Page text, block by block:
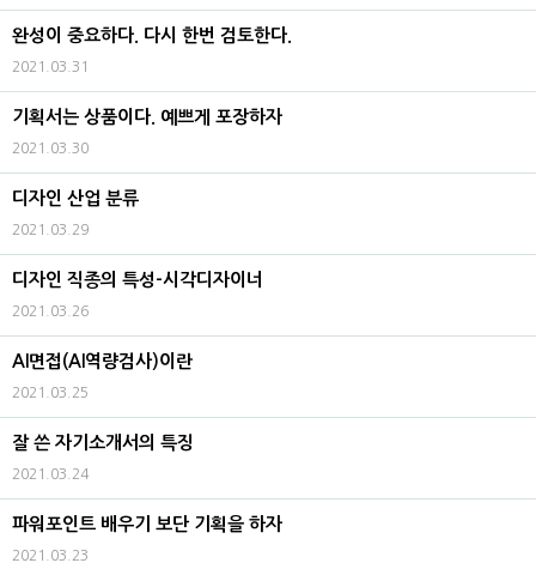
완성이 중요하다. 다시 한번 검토한다.
2021.03.31
기획서는 상품이다. 예쁘게 포장하자
2021.03.30
디자인 산업 분류
2021.03.29
디자인 직종의 특성-시각디자이너
2021.03.26
AI면접(AI역량검사)이란
2021.03.25
잘 쓴 자기소개서의 특징
2021.03.24
파워포인트 배우기 보단 기획을 하자
2021.03.23